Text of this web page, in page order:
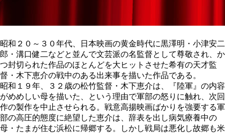
昭和２０～３０年代、日本映画の黄金時代に黒澤明・小津安二
郎・溝口健二などと並んで文芸派の名監督として尊敬され、か
つ封切られた作品のほとんどを大ヒットさせた希有の天才監
督・木下恵介の戦中のある出来事を描いた作品である。
昭和１９年、３２歳の松竹監督・木下恵介は、『陸軍』の内容
がめめしい母を描いた、という理由で軍部の怒りに触れ、次回
作の製作を中止させられる。戦意高揚映画ばかりを強要する軍
部の高圧的態度に絶望した恵介は、辞表を出し病気療養中の
母・たまが住む浜松に帰郷する。しかし戦局は悪化し故郷も米